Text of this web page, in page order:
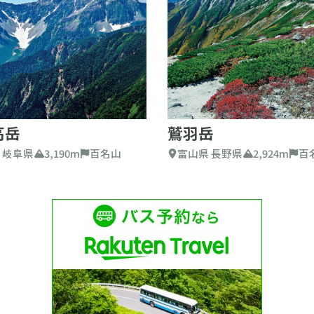
岳
阜県 3,190m 百名山
鷲羽岳
富山県 長野県 2,924m 百